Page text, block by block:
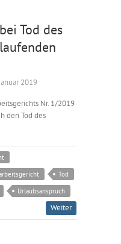
Tod des
2019
Nr. 1/2019
den Tod des
Tod
Urlaubsanspruch
Weiter